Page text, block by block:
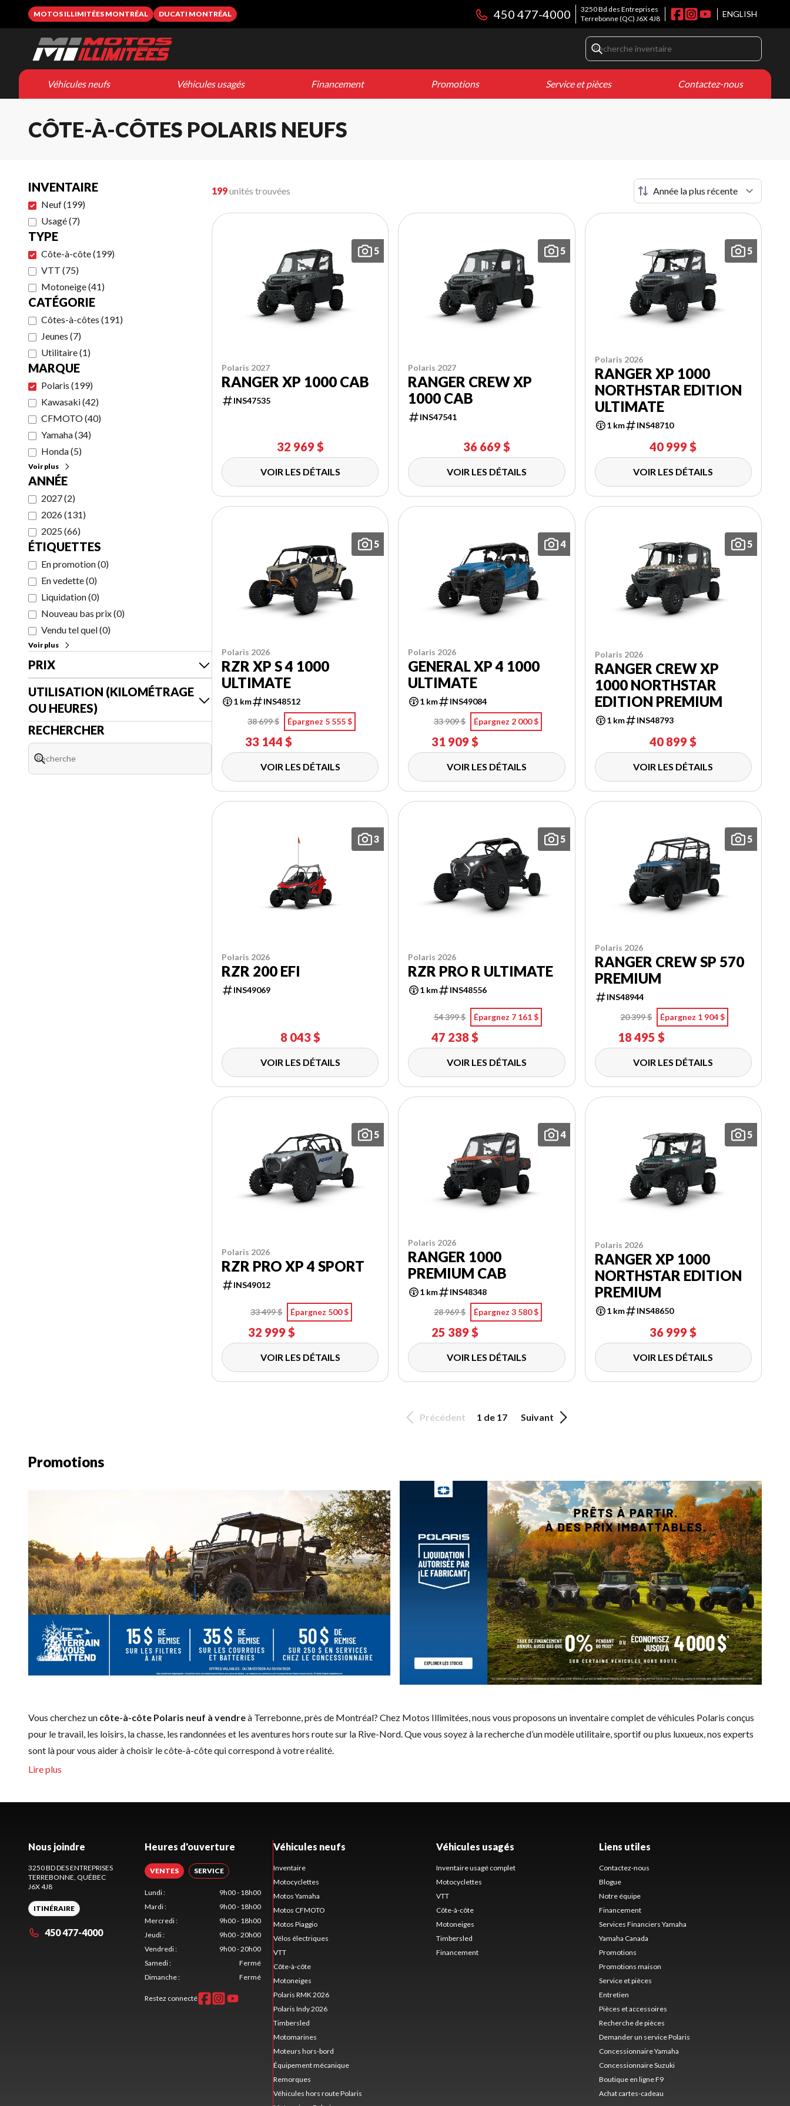
MOTOS ILLIMITÉES MONTRÉAL DUCATI MONTRÉAL
3250 Bd des Entreprises
Terrebonne(QC) J6X 4J8
450 477-4000 ENGLISH
Véhicules neufs Véhicules usagés Financement Promotions Service et pièces Contactez-nous
CÔTE-À-CÔTES POLARIS NEUFS
INVENTAIRE
Neuf(199)
Usagé(7)
TYPE
Côte-à-côte(199)
VTT (75)
Motoneige(41)
CATÉGORIE
Côtes-à-côtes (191)
Jeunes (7)
Utilitaire(1)
MARQUE
Polaris (199)
Kawasaki(42)
CFMOTO(40)
Yamaha(34)
Honda(5)
Voir plus
ANNÉE
2027(2)
2026(131)
2025(66)
ÉTIQUETTES
En promotion(0)
En vedette(0)
Liquidation(0)
Nouveau bas prix(0)
Vendu tel quel(0)
Voir plus
PRIX
UTILISATION (KILOMÉTRAGE
OU HEURES)
RECHERCHER
199unités trouvées
5
Polaris 2027
RANGER XP 1000 CAB
INS47535
32 969 $
VOIR LES DÉTAILS
5
Polaris 2027
RANGER CREW XP
1000 CAB
INS47541
36 669 $
VOIR LES DÉTAILS
5
Polaris 2026
RANGER XP 1000
NORTHSTAR EDITION
ULTIMATE
1 km INS48710
40 999 $
VOIR LES DÉTAILS
5
Polaris 2026
RZR XP S 4 1000
ULTIMATE
1 km
INS48512
38 699 $
Épargnez 5 555 $
33 144 $
VOIR LES DÉTAILS
4
Polaris 2026
GENERAL XP 4 1000
ULTIMATE
1 km
INS49084
33 909 $
Épargnez 2 000 $
31 909 $
VOIR LES DÉTAILS
5
Polaris 2026
RANGER CREW XP
1000 NORTHSTAR
EDITION PREMIUM
1 km INS48793
40 899 $
VOIR LES DÉTAILS
3
Polaris 2026
RZR 200 EFI
INS49069
8 043 $
VOIR LES DÉTAILS
5
Polaris 2026
RZR PRO R ULTIMATE
1 km INS48556
54 399 $ Épargnez 7 161 $
47 238 $
VOIR LES DÉTAILS
5
Polaris 2026
RANGER CREW SP 570
PREMIUM
INS48944
20 399 $
Épargnez 1 904 $
18 495 $
VOIR LES DÉTAILS
5
Polaris 2026
RZR PRO XP 4 SPORT
INS49012
33 499 $ Épargnez 500 $
32 999 $
VOIR LES DÉTAILS
4
Polaris 2026
RANGER 1000
PREMIUM CAB
1 km
INS48348
28 969 $
Épargnez 3 580 $
25 389 $
VOIR LES DÉTAILS
5
Polaris 2026
RANGER XP 1000
NORTHSTAR EDITION
PREMIUM
1 km INS48650
36 999 $
VOIR LES DÉTAILS
Précédent 1 de 17 Suivant
Promotions
Vous cherchez un côte-à-côte Polaris neuf à vendreà Terrebonne, près de Montréal? Chez Motos Illimitées, nous vous proposons un inventaire complet de véhicules Polaris conçus
pour le travail, les loisirs, la chasse, les randonnées et les aventures hors route sur la Rive-Nord. Que vous soyez à la recherche d’un modèle utilitaire, sportif ou plus luxueux, nos experts
sont là pour vous aider à choisir le côte-à-côte qui correspond à votre réalité.
Nous joindre
3250 BD DES ENTREPRISES
TERREBONNE, QUÉBEC
J6X 4J8
ITINÉRAIRE
450 477-4000
Heures d'ouverture
VENTES SERVICE
Lundi:
9h00 - 18h00
Mardi:
9h00 - 18h00
Mercredi:
9h00 - 18h00
Jeudi:
9h00 - 20h00
Vendredi:
9h00 - 20h00
Samedi:
Fermé
Dimanche: Fermé
Restez connecté
Véhicules neufs
Inventaire
Motocyclettes
Motos Yamaha
Motos CFMOTO
Motos Piaggio
Vélos électriques
VTT
Côte-à-côte
Motoneiges
Polaris RMK 2026
Polaris Indy 2026
Timbersled
Motomarines
Moteurs hors-bord
Équipement mécanique
Remorques
Véhicules hors route Polaris
Véhicules usagés
Inventaire usagé complet
Motocyclettes
VTT
Côte-à-côte
Motoneiges
Timbersled
Financement
Liens utiles
Contactez-nous
Blogue
Notre équipe
Financement
Services Financiers Yamaha
Yamaha Canada
Promotions
Promotions maison
Service et pièces
Entretien
Pièces et accessoires
Recherche de pièces
Demander un service Polaris
Concessionnaire Yamaha
Concessionnaire Suzuki
Boutique en ligne F9
Achat cartes-cadeau